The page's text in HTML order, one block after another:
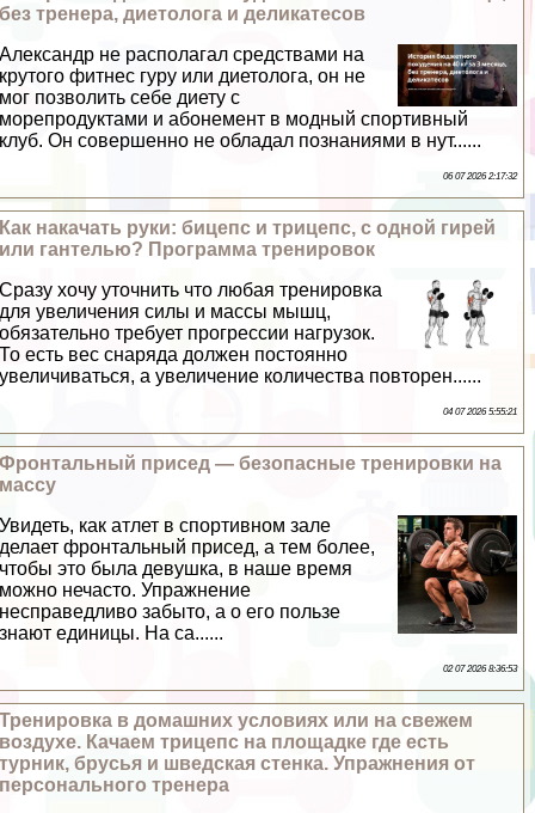
без тренера, диетолога и деликатесов
Александр не располагал средствами на
крутого фитнес гуру или диетолога, он не
мог позволить себе диету с
морепродуктами и абонемент в модный спортивный
клуб. Он совершенно не обладал познаниями в нут......
06 07 2026 2:17:32
Как накачать руки: бицепс и трицепс, с одной гирей
или гантелью? Программа тренировок
Сразу хочу уточнить что любая тренировка
для увеличения силы и массы мышц,
обязательно требует прогрессии нагрузок.
То есть вес снаряда должен постоянно
увеличиваться, а увеличение количества повторен......
04 07 2026 5:55:21
Фронтальный присед — безопасные тренировки на
массу
Увидеть, как атлет в спортивном зале
делает фронтальный присед, а тем более,
чтобы это была дeвyшка, в наше время
можно нечасто. Упражнение
несправедливо забыто, а о его пользе
знают единицы. На са......
02 07 2026 8:36:53
Тренировка в домашних условиях или на свежем
воздухе. Качаем трицепс на площадке где есть
турник, брусья и шведская стенка. Упражнения от
персонального тренера